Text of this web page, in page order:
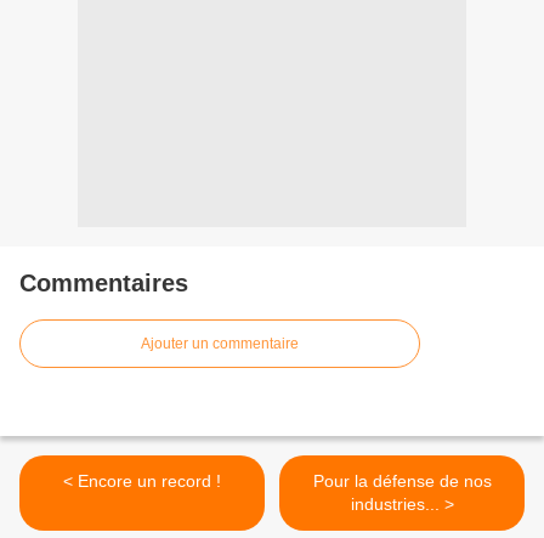
Commentaires
Ajouter un commentaire
< Encore un record !
Pour la défense de nos
industries... >